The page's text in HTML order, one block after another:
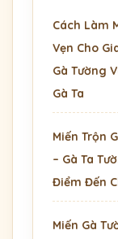
Cách Làm
Vẹn Cho
Gà Tường
Gà Ta
Miến Trộn
– Gà Ta
Điểm Đến
Miến Gà